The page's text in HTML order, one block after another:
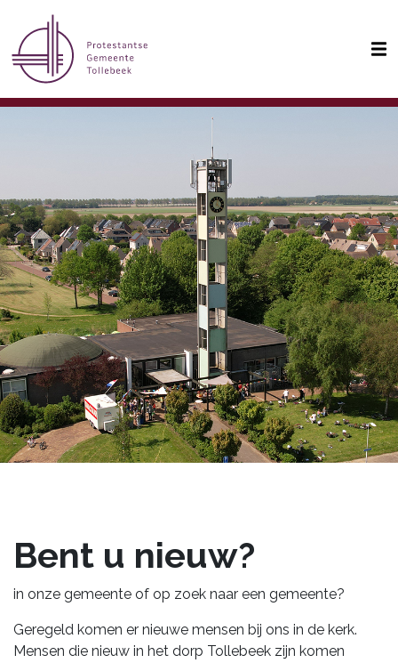
Bent u nieuw?
in onze gemeente of op zoek naar een gemeente?
Geregeld komen er nieuwe mensen bij ons in de kerk.
Mensen die nieuw in het dorp Tollebeek zijn komen